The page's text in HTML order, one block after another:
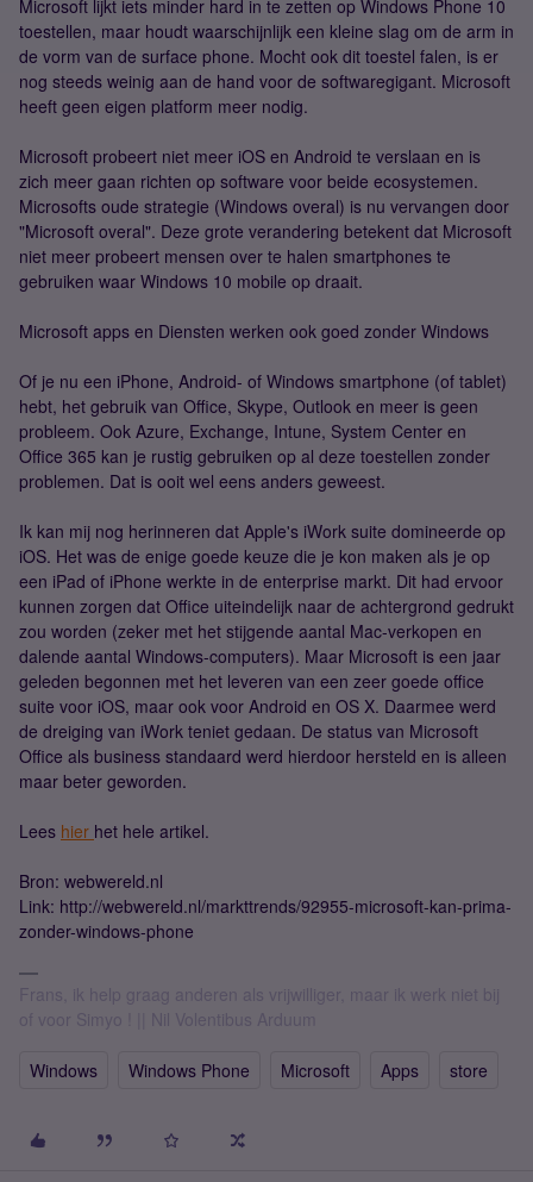
Microsoft lijkt iets minder hard in te zetten op Windows Phone 10
toestellen, maar houdt waarschijnlijk een kleine slag om de arm in
de vorm van de surface phone. Mocht ook dit toestel falen, is er
nog steeds weinig aan de hand voor de softwaregigant. Microsoft
heeft geen eigen platform meer nodig.
Microsoft probeert niet meer iOS en Android te verslaan en is
zich meer gaan richten op software voor beide ecosystemen.
Microsofts oude strategie (Windows overal) is nu vervangen door
"Microsoft overal". Deze grote verandering betekent dat Microsoft
niet meer probeert mensen over te halen smartphones te
gebruiken waar Windows 10 mobile op draait.
Microsoft apps en Diensten werken ook goed zonder Windows
Of je nu een iPhone, Android- of Windows smartphone (of tablet)
hebt, het gebruik van Office, Skype, Outlook en meer is geen
probleem. Ook Azure, Exchange, Intune, System Center en
Office 365 kan je rustig gebruiken op al deze toestellen zonder
problemen. Dat is ooit wel eens anders geweest.
Ik kan mij nog herinneren dat Apple's iWork suite domineerde op
iOS. Het was de enige goede keuze die je kon maken als je op
een iPad of iPhone werkte in de enterprise markt. Dit had ervoor
kunnen zorgen dat Office uiteindelijk naar de achtergrond gedrukt
zou worden (zeker met het stijgende aantal Mac-verkopen en
dalende aantal Windows-computers). Maar Microsoft is een jaar
geleden begonnen met het leveren van een zeer goede office
suite voor iOS, maar ook voor Android en OS X. Daarmee werd
de dreiging van iWork teniet gedaan. De status van Microsoft
Office als business standaard werd hierdoor hersteld en is alleen
maar beter geworden.
Lees hier het hele artikel.
Bron: webwereld.nl
Link: http://webwereld.nl/markttrends/92955-microsoft-kan-prima-
zonder-windows-phone
Frans, ik help graag anderen als vrijwilliger, maar ik werk niet bij
of voor Simyo ! || Nil Volentibus Arduum
Windows Windows Phone Microsoft Apps store